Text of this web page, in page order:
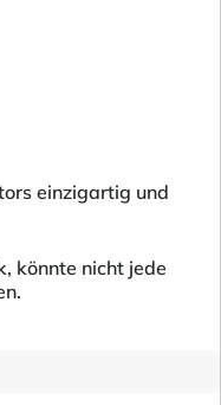
einzigartig und
könnte nicht jede